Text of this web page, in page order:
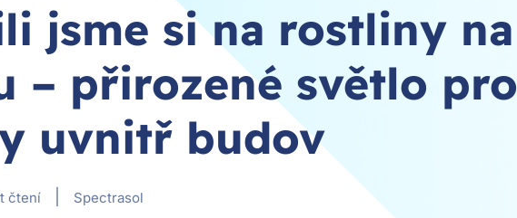
jsme si na rostliny na
– přirozené světlo pro
uvnitř budov
čtení Spectrasol